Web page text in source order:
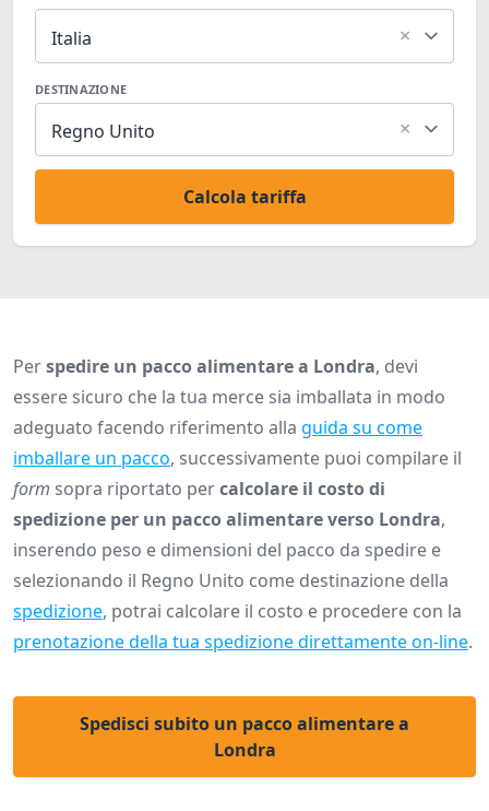
Italia ×
DESTINAZIONE
Regno Unito ×
Calcola tariffa
Perspedire un pacco alimentare a Londra, devi
essere sicuro che la tua merce sia imballata in modo
adeguato facendo riferimento alla guida su come
imballare un pacco, successivamente puoi compilare il
form sopra riportato percalcolare il costo di
spedizione per un pacco alimentare verso Londra,
inserendo peso e dimensioni del pacco da spedire e
selezionando il Regno Unito come destinazione della
spedizione, potrai calcolare il costo e procedere con la
prenotazione della tua spedizione direttamente on-line.
Spedisci subito un pacco alimentare a
Londra